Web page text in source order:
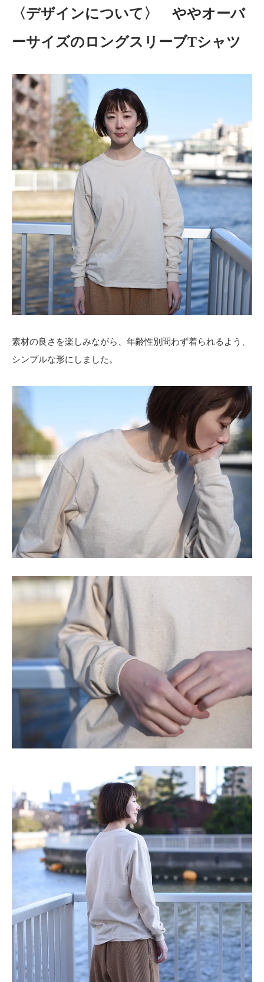
〈デザインについて〉 ややオーバ
ーサイズのロングスリーブTシャツ
素材の良さを楽しみながら、年齢性別問わず着られるよう、
シンプルな形にしました。